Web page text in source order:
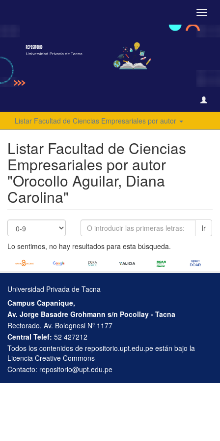
Listar Facultad de Ciencias Empresariales por autor
Listar Facultad de Ciencias
Empresariales por autor
"Orocollo Aguilar, Diana
Carolina"
Ir
Lo sentimos, no hay resultados para esta búsqueda.
Universidad Privada de Tacna
Campus Capanique,
Av. Jorge Basadre Grohmann s/n Pocollay - Tacna
Rectorado, Av. Bolognesi Nº 1177
Central Telef: 52 427212
Todos los contenidos de repositorio.upt.edu.pe están bajo la
Licencia Creative Commons
Contacto: repositorio@upt.edu.pe